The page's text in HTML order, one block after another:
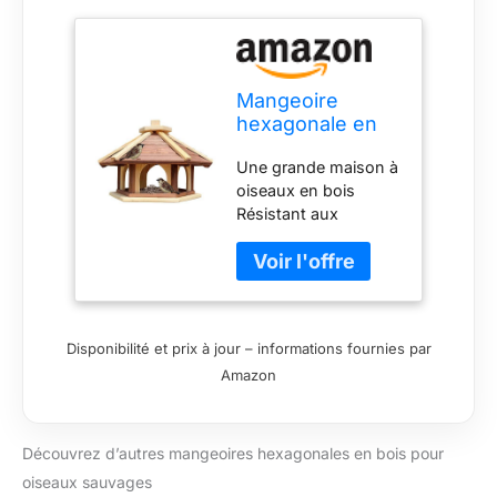
Mangeoire
hexagonale en
oiseaux
sauvages à
poser dans le
jardin (marron +
naturel)
Une grande maison à
oiseaux en bois
Résistant aux
aux intempéries
Accès facile à la
nourriture pour
avec beaucoup
d'amour du détail Le
techniques 1. Modèle
Disponibilité et prix à jour – informations fournies par
Amazon
Découvrez d’autres mangeoires hexagonales en bois pour
oiseaux sauvages